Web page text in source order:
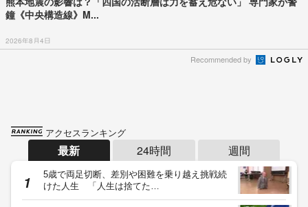
鐘《中央構造線》M...
2026年8月4日
Recommended by
アクセスランキング
最新 24時間 週間
5歳で両足切断、差別や困難を乗り越え挑戦続
けた人生 「人生は捨てた…